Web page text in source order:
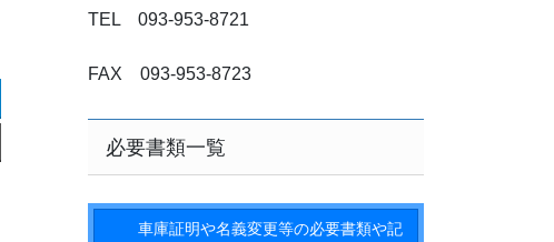
TEL 093-953-8721
FAX 093-953-8723
必要書類一覧
車庫証明や名義変更等の必要書類や記